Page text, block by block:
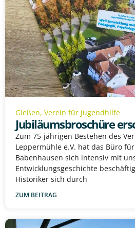
Gießen, Verein für Jugendhilfe
Jubiläumsbroschüre
Zum 75-jährigen Bestehen des
Leppermühle e.V. hat das Büro
Babenhausen sich intensiv mit
Entwicklungsgeschichte
Historiker sich durch
ZUM BEITRAG